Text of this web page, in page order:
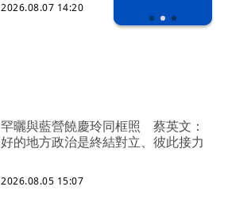
2026.08.07 14:20
罕曬與藍營饒慶玲同框照 蔡英文：
好的地方政治是終結對立、彼此接力
2026.08.05 15:07